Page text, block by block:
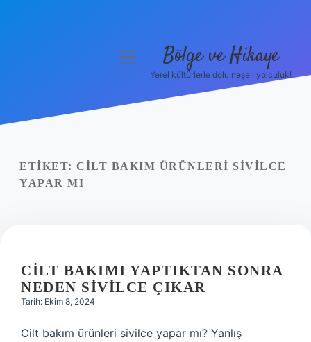
Yasal Uyarı
menüyü
Bölge ve Hikaye
Yerel kültürlerle dolu neşeli yolculuk!
ETIKET: CILT BAKIM ÜRÜNLERI SIVILCE
YAPAR MI
CILT BAKIMI YAPTIKTAN SONRA
NEDEN SIVILCE ÇIKAR
Tarih: Ekim 8, 2024
Cilt bakım ürünleri sivilce yapar mı? Yanlış